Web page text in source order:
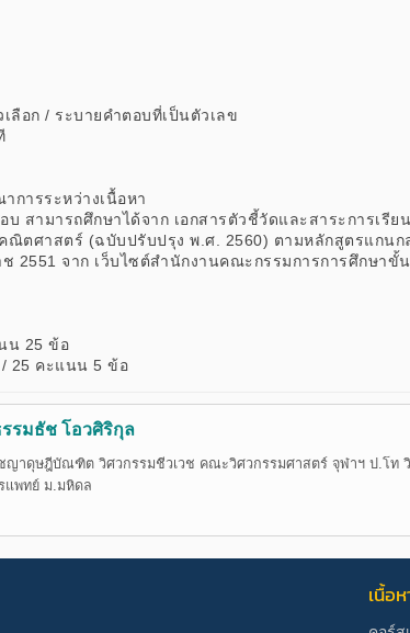
ลือก / ระบายคำตอบที่เป็นตัวเลข
การระหว่างเนื้อหา
บ สามารถศึกษาได้จาก เอกสารตัวชี้วัดและสาระการเรีย
ณิตศาสตร์ (ฉบับปรับปรุง พ.ศ. 2560) ตามหลักสูตรแกนก
2551 จาก เว็บไซต์สำนักงานคณะกรรมการการศึกษาขั้
น 25 ข้อ
/ 25 คะแนน 5 ข้อ
รรมธัช โอวศิริกุล
ญาดุษฎีบัณฑิต วิศวกรรมชีวเวช คณะวิศวกรรมศาสตร์ จุฬาฯ ป.โ
แพทย์ ม.มหิดล
เนื้อ